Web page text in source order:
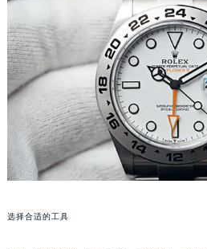
选择合适的工具